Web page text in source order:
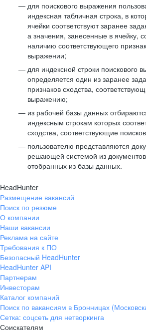
для поискового выражения
индексная табличная строка, в
ячейки соответствуют заранее
а значения, занесенные в ячейку,
наличию соответствующего
выражении;
для индексной строки поискового
определяется один из заранее
признаков сходства,
выражению;
из рабочей базы данных
индексным строкам которых
сходства, соответствующие
пользователю представляются
решающей системой из
отобранных из базы данных.
HeadHunter
Размещение вакансий
Поиск по резюме
О компании
Наши вакансии
Реклама на сайте
Требования к ПО
Безопасный HeadHunter
HeadHunter API
Партнерам
Инвесторам
Каталог компаний
Поиск по вакансиям в Бронницах
Сетка: соцсеть для нетворкинга
Соискателям